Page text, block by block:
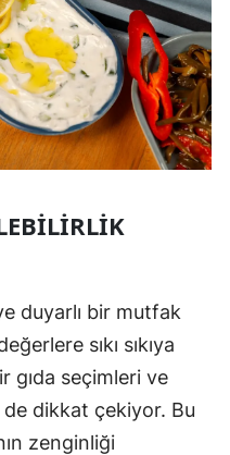
duyarlı bir mutfak
sıkı sıkıya
gıda seçimleri ve
dikkat çekiyor. Bu
zenginliği